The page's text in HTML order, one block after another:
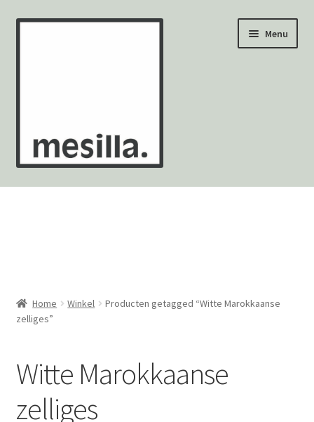
Ga
Ga
Menu
Wandtegels
Mozaïekvellen
Contact
Home Winkel
Producten getagged “Witte Marokkaanse
zelliges”
Witte Marokkaanse
zelliges